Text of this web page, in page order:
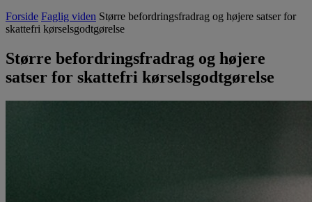
Forside Faglig viden Større befordringsfradrag og højere satser for
skattefri kørselsgodtgørelse
Større befordringsfradrag og højere
satser for skattefri kørselsgodtgørelse